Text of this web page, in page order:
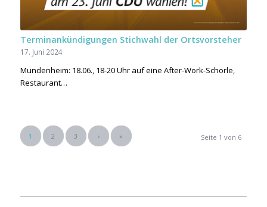
Terminankündigungen Stichwahl der Ortsvorsteher
17. Juni 2024
Mundenheim: 18.06., 18-20 Uhr auf eine After-Work-Schorle,
Restaurant…
Seite 1 von 6
1 2 3 › »